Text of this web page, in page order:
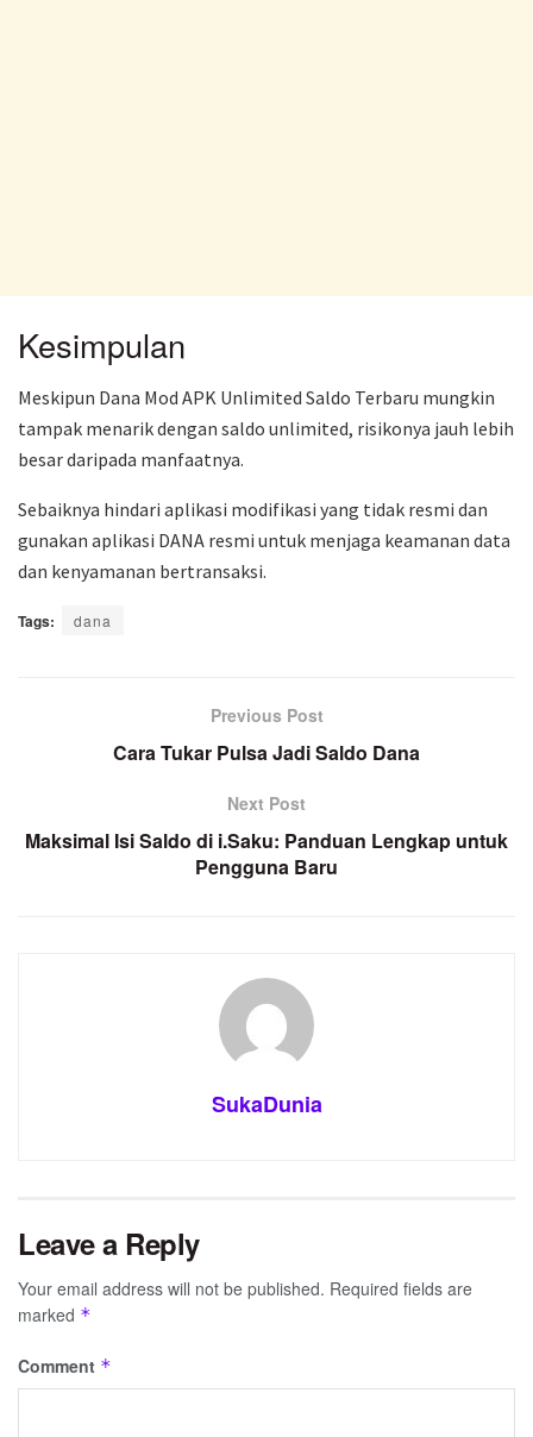
Kesimpulan
Meskipun Dana Mod APK Unlimited Saldo Terbaru mungkin
tampak menarik dengan saldo unlimited, risikonya jauh lebih
besar daripada manfaatnya.
Sebaiknya hindari aplikasi modifikasi yang tidak resmi dan
gunakan aplikasi DANA resmi untuk menjaga keamanan data
dan kenyamanan bertransaksi.
Tags: dana
Previous Post
Cara Tukar Pulsa Jadi Saldo Dana
Next Post
Maksimal Isi Saldo di i.Saku: Panduan Lengkap untuk
Pengguna Baru
SukaDunia
Leave a Reply
Your email address will not be published. Required fields are
marked *
Comment *